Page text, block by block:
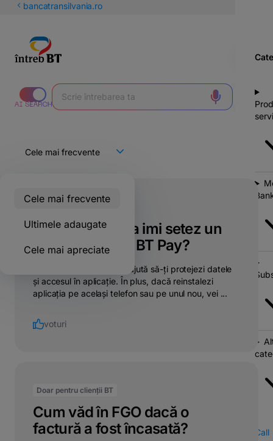
latineștibancatransilvania.ro
Call
Cele mai frecvente
Ultimele adaugate
Cele mai apreciate
De ce trebuie sa imi setez un
cod PIN pentru BT Pay?
Setarea unui cod PIN te ajută să-ți protejezi datele
și accesul în aplicație. În plus, dacă reinstalezi
aplicația pe același telefon sau pe unul nou, vei ...
voturi
Doar pentru clienții BT
Cum văd în FGO dacă o
factură a fost încasată?